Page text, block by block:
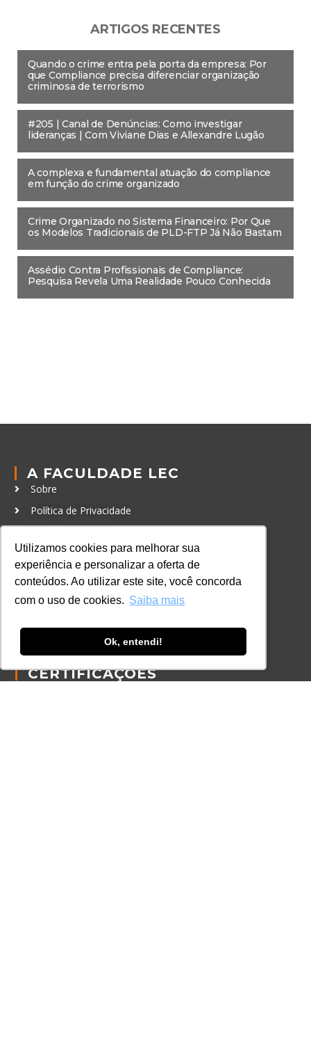
Utilizamos cookies para melhorar sua
experiência e personalizar a oferta de
conteúdos. Ao utilizar este site, você concorda
com o uso de cookies. Saiba mais
Ok, entendi!
ARTIGOS RECENTES
Quando o crime entra pela porta da empresa: Por
que Compliance precisa diferenciar organização
criminosa de terrorismo
#205 | Canal de Denúncias: Como investigar
lideranças | Com Viviane Dias e Allexandre Lugão
A complexa e fundamental atuação do compliance
em função do crime organizado
Crime Organizado no Sistema Financeiro: Por Que
os Modelos Tradicionais de PLD-FTP Já Não Bastam
Assédio Contra Profissionais de Compliance:
Pesquisa Revela Uma Realidade Pouco Conhecida
A FACULDADE LEC
Sobre
Política de Privacidade
Código de Conduta
Política Anticorrupção
Autenticação de documentos
CURSOS, EVENTOS E
CERTIFICAÇÕES